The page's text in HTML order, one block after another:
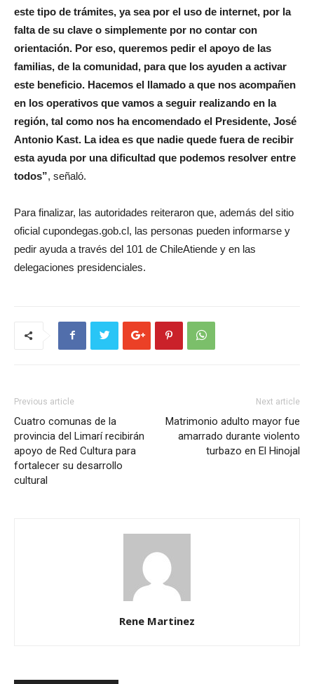
este tipo de trámites, ya sea por el uso de internet, por la
falta de su clave o simplemente por no contar con
orientación. Por eso, queremos pedir el apoyo de las
familias, de la comunidad, para que los ayuden a activar
este beneficio. Hacemos el llamado a que nos acompañen
en los operativos que vamos a seguir realizando en la
región, tal como nos ha encomendado el Presidente, José
Antonio Kast. La idea es que nadie quede fuera de recibir
esta ayuda por una dificultad que podemos resolver entre
todos”, señaló.
Para finalizar, las autoridades reiteraron que, además del sitio
oficial cupondegas.gob.cl, las personas pueden informarse y
pedir ayuda a través del 101 de ChileAtiende y en las
delegaciones presidenciales.
Previous article
Cuatro comunas de la
provincia del Limarí recibirán
apoyo de Red Cultura para
fortalecer su desarrollo
cultural
Next article
Matrimonio adulto mayor fue
amarrado durante violento
turbazo en El Hinojal
Rene Martinez